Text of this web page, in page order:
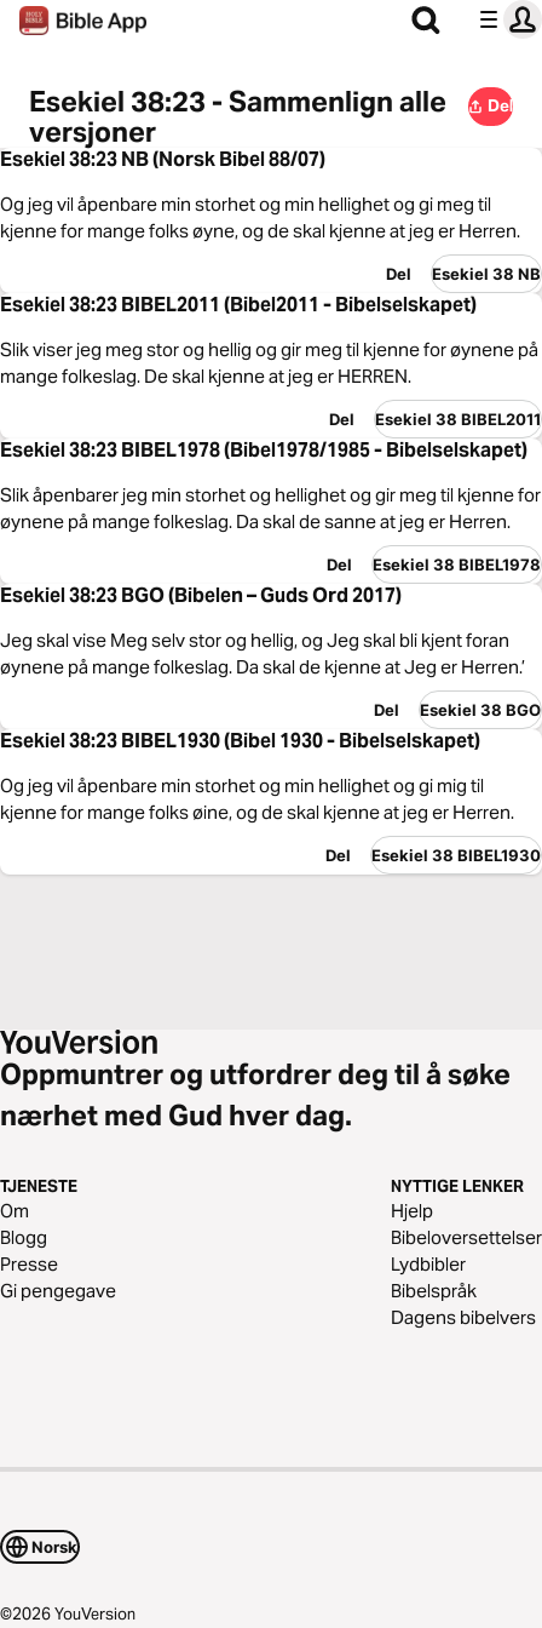
Esekiel 38:23 - Sammenlign alle
versjoner
Del
Esekiel 38:23 NB (Norsk Bibel 88/07)
Og jeg vil åpenbare min storhet og min hellighet og gi meg til
kjenne for mange folks øyne, og de skal kjenne at jeg er Herren.
Del Esekiel 38 NB
Esekiel 38:23 BIBEL2011 (Bibel2011 - Bibelselskapet)
Slik viser jeg meg stor og hellig og gir meg til kjenne for øynene på
mange folkeslag. De skal kjenne at jeg er HERREN.
Del Esekiel 38 BIBEL2011
Esekiel 38:23 BIBEL1978 (Bibel1978/1985 - Bibelselskapet)
Slik åpenbarer jeg min storhet og hellighet og gir meg til kjenne for
øynene på mange folkeslag. Da skal de sanne at jeg er Herren.
Del Esekiel 38 BIBEL1978
Esekiel 38:23 BGO (Bibelen – Guds Ord 2017)
Jeg skal vise Meg selv stor og hellig, og Jeg skal bli kjent foran
øynene på mange folkeslag. Da skal de kjenne at Jeg er Herren.’
Del Esekiel 38 BGO
Esekiel 38:23 BIBEL1930 (Bibel 1930 - Bibelselskapet)
Og jeg vil åpenbare min storhet og min hellighet og gi mig til
kjenne for mange folks øine, og de skal kjenne at jeg er Herren.
Del Esekiel 38 BIBEL1930
Oppmuntrer og utfordrer deg til å søke
nærhet med Gud hver dag.
TJENESTE
Om
Blogg
Presse
Gi pengegave
NYTTIGE LENKER
Hjelp
Bibeloversettelser
Lydbibler
Bibelspråk
Dagens bibelvers
Norsk
©2026YouVersion